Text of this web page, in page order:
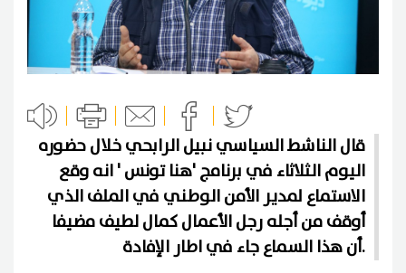
قال الناشط السياسي نبيل الرابحي خلال حضوره
اليوم الثلاثاء في برنامج 'هنا تونس ' انه وقع
الاستماع لمدير الأمن الوطني في الملف الذي
أوقف من أجله رجل الأعمال كمال لطيف مضيفا
أن هذا السماع جاء في اطار الإفادة.